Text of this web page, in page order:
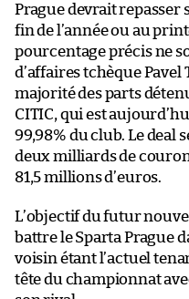
Prague devrait repasser
fin de l’année ou au
pourcentage précis ne
d’affaires tchèque
majorité des parts
CITIC, qui est
99,98% du club. Le deal
deux milliards de
81,5 millions d’euros.
L’objectif du futur
battre le Sparta Prague
voisin étant l’actuel
tête du championnat